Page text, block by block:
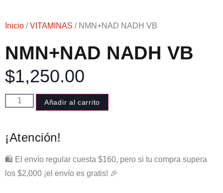
Inicio /VITAMINAS / NMN+NAD NADH VB
NMN+NAD NADH VB
$1,250.00
Añadir al carrito
¡Atención!
🛍️ El envío regular cuesta $160, pero si tu compra supera
los $2,000 ¡el envío es gratis! 🎉